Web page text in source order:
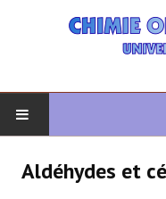
Aldéhydes et